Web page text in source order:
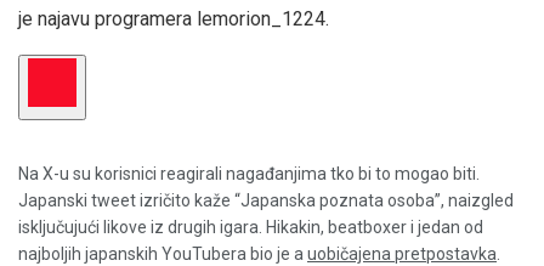
je najavu programera lemorion_1224.
Na X-u su korisnici reagirali nagađanjima tko bi to mogao biti.
Japanski tweet izričito kaže “Japanska poznata osoba”, naizgled
isključujući likove iz drugih igara. Hikakin, beatboxer i jedan od
najboljih japanskih YouTubera bio je auobičajena pretpostavka.